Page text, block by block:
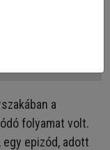
a
folyamat volt.
epizód, adott